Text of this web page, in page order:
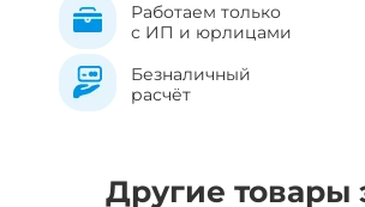
Работаем только
с ИП и юрлицами
Безналичный
расчёт
Другие товары